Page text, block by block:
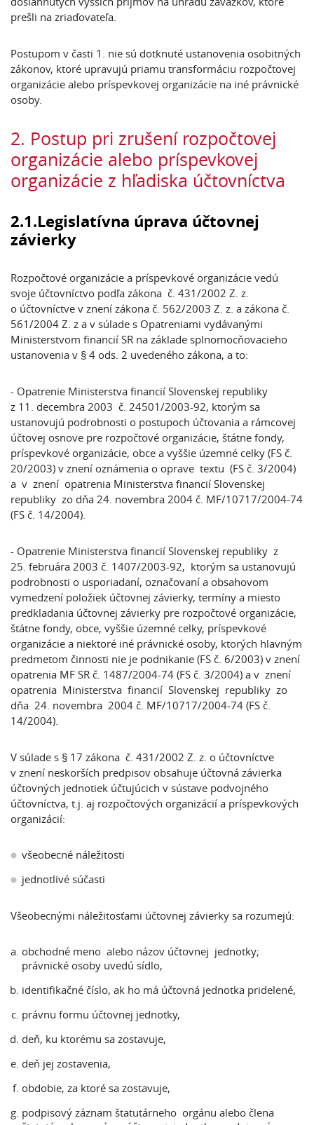
prešli na zriaďovateľa.
Postupom v časti 1. nie sú dotknuté ustanovenia osobitných
zákonov, ktoré upravujú priamu transformáciu rozpočtovej
organizácie alebo príspevkovej organizácie na iné právnické
osoby.
2. Postup pri zrušení rozpočtovej
organizácie alebo príspevkovej
organizácie z hľadiska účtovníctva
2.1.Legislatívna úprava účtovnej
závierky
Rozpočtové organizácie a príspevkové organizácie vedú
svoje účtovníctvo podľa zákona č. 431/2002 Z. z.
o účtovníctve v znení zákona č. 562/2003 Z. z. a zákona č.
561/2004 Z. z a v súlade s Opatreniami vydávanými
Ministerstvom financií SR na základe splnomocňovacieho
ustanovenia v § 4 ods. 2 uvedeného zákona, a to:
- Opatrenie Ministerstva financií Slovenskej republiky
z 11. decembra 2003 č. 24501/2003-92, ktorým sa
ustanovujú podrobnosti o postupoch účtovania a rámcovej
účtovej osnove pre rozpočtové organizácie, štátne fondy,
príspevkové organizácie, obce a vyššie územné celky (FS č.
20/2003) v znení oznámenia o oprave textu (FS č. 3/2004)
a v znení opatrenia Ministerstva financií Slovenskej
republiky zo dňa 24. novembra 2004 č. MF/10717/2004-74
(FS č. 14/2004).
- Opatrenie Ministerstva financií Slovenskej republiky z
25. februára 2003 č. 1407/2003-92, ktorým sa ustanovujú
podrobnosti o usporiadaní, označovaní a obsahovom
vymedzení položiek účtovnej závierky, termíny a miesto
predkladania účtovnej závierky pre rozpočtové organizácie,
štátne fondy, obce, vyššie územné celky, príspevkové
organizácie a niektoré iné právnické osoby, ktorých hlavným
predmetom činnosti nie je podnikanie (FS č. 6/2003) v znení
opatrenia MF SR č. 1487/2004-74 (FS č. 3/2004) a v znení
opatrenia Ministerstva financií Slovenskej republiky zo
dňa 24. novembra 2004 č. MF/10717/2004-74 (FS č.
14/2004).
V súlade s § 17 zákona č. 431/2002 Z. z. o účtovníctve
v znení neskorších predpisov obsahuje účtovná závierka
účtovných jednotiek účtujúcich v sústave podvojného
účtovníctva, t.j. aj rozpočtových organizácií a príspevkových
organizácií:
všeobecné náležitosti
jednotlivé súčasti
Všeobecnými náležitosťami účtovnej závierky sa rozumejú:
obchodné meno alebo názov účtovnej jednotky;
právnické osoby uvedú sídlo,
identifikačné číslo, ak ho má účtovná jednotka pridelené,
právnu formu účtovnej jednotky,
deň, ku ktorému sa zostavuje,
deň jej zostavenia,
obdobie, za ktoré sa zostavuje,
podpisový záznam štatutárneho orgánu alebo člena